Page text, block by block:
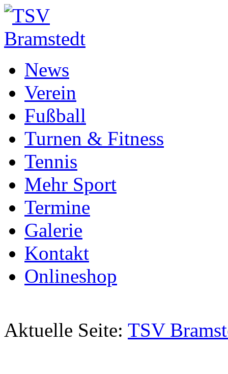
News
Verein
Fußball
Turnen & Fitness
Tennis
Mehr Sport
Termine
Galerie
Kontakt
Onlineshop
Aktuelle Seite: TSV